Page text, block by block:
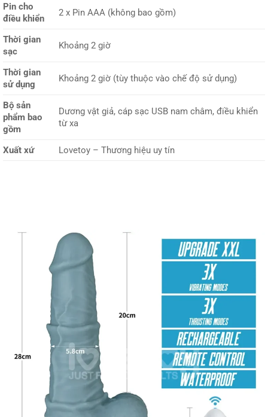
Pin cho
điều khiển
2 x Pin AAA (không bao gồm)
Thời gian
sạc
Khoảng 2 giờ
Thời gian
sử dụng
Khoảng 2 giờ (tùy thuộc vào chế độ sử dụng)
Bộ sản
phẩm bao
gồm
Dương vật giả, cáp sạc USB nam châm, điều khiển
từ xa
Xuất xứ Lovetoy – Thương hiệu uy tín